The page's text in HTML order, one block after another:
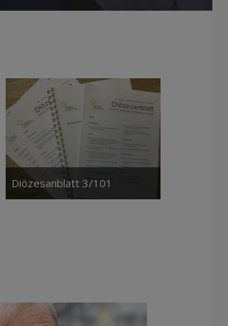
Diözesanblatt 3/101